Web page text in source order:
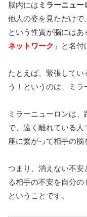
脳内には ミラーニュー
他人の姿を見ただけで
という性質が脳には
ネットワーク 」と名付
たとえば、緊張して
う！というのは、ミラ
ミラーニューロンは
で、遠く離れている
座に繋がって相手の脳
つまり、消えない不安
る相手の不安を自分
ということです。